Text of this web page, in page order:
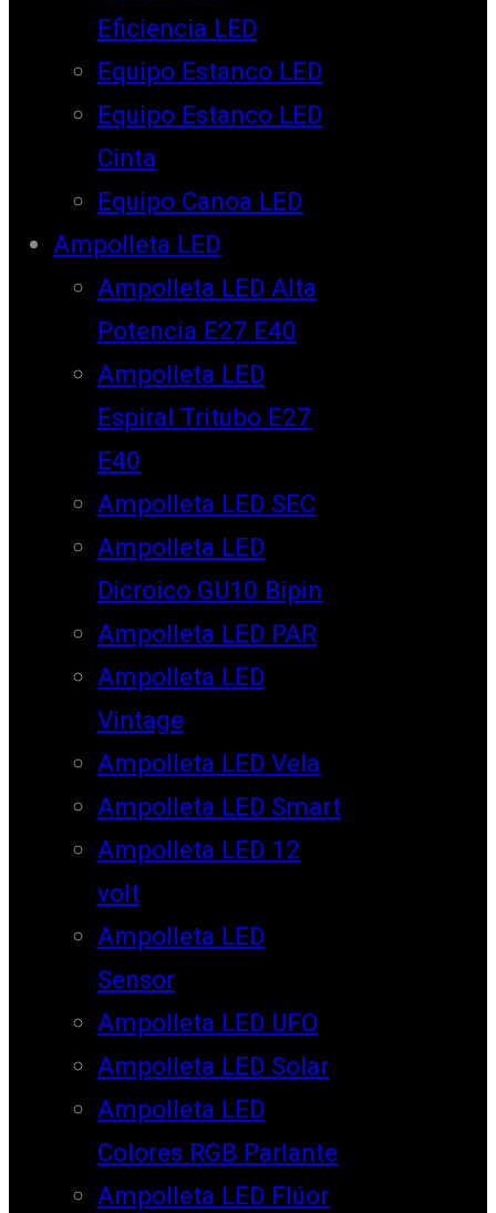
Eficiencia LED
Equipo Estanco LED
Equipo Estanco LED
Cinta
Equipo Canoa LED
Ampolleta LED
Ampolleta LED Alta
Potencia E27 E40
Ampolleta LED
Espiral Tritubo E27
E40
Ampolleta LED SEC
Ampolleta LED
Dicroico GU10 Bipin
Ampolleta LED PAR
Ampolleta LED
Vintage
Ampolleta LED Vela
Ampolleta LED Smart
Ampolleta LED 12
volt
Ampolleta LED
Sensor
Ampolleta LED UFO
Ampolleta LED Solar
Ampolleta LED
Colores RGB Parlante
Ampolleta LED Flúor